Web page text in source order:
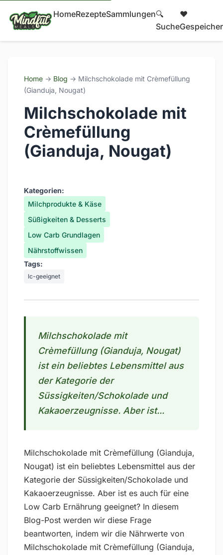
HomeRezepteSammlungen🔍
Suche
❤️
Home → Blog → Milchschokolade mit Crèmefüllung
(Gianduja, Nougat)
Milchschokolade mit
Crèmefüllung
(Gianduja, Nougat)
Kategorien:
Milchprodukte & Käse
Süßigkeiten & Desserts
Low Carb Grundlagen
Nährstoffwissen
Tags:
lc-geeignet
Milchschokolade mit
Crèmefüllung (Gianduja, Nougat)
ist ein beliebtes Lebensmittel aus
der Kategorie der
Süssigkeiten/Schokolade und
Kakaoerzeugnisse. Aber ist...
Milchschokolade mit Crèmefüllung (Gianduja,
Nougat) ist ein beliebtes Lebensmittel aus der
Kategorie der Süssigkeiten/Schokolade und
Kakaoerzeugnisse. Aber ist es auch für eine
Low Carb Ernährung geeignet? In diesem
Blog-Post werden wir diese Frage
beantworten, indem wir die Nährwerte von
Milchschokolade mit Crèmefüllung (Gianduja,